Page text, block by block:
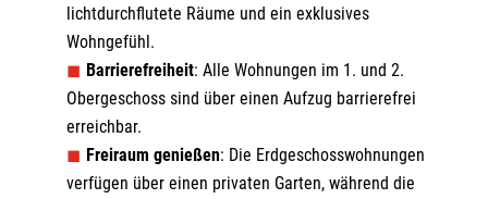
lichtdurchflutete Räume und ein exklusives
Wohngefühl.
Barrierefreiheit: Alle Wohnungen im 1. und 2.
Obergeschoss sind über einen Aufzug barrierefrei
erreichbar.
Freiraum genießen: Die Erdgeschosswohnungen
verfügen über einen privaten Garten, während die